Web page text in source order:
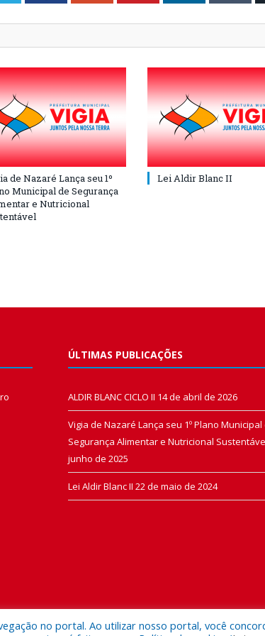
de Nazaré Lança seu 1º
Municipal de Segurança
e Nutricional
Lei Aldir Blanc II
ÚLTIMAS PUBLICAÇÕES
ALDIR BLANC CICLO II 14 de abril de 2026
Vigia de Nazaré Lança seu 1º Plano Municipal
Segurança Alimentar e Nutricional
junho de 2025
Lei Aldir Blanc II 22 de maio de 2024
no portal. Ao utilizar nosso portal, você